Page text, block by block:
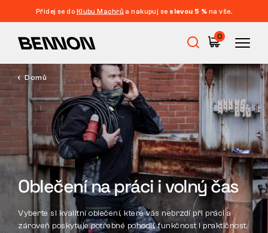
Přidej se do Klubu Machrů a nakupuj se slevou 5 % na vše.
0
Výprodej
Pracovní obuv
Barefoot
Outdoor
Domů
Oblečení na práci i volný čas
Vyberte si kvalitní oblečení, které vás nebrzdí při práci a
zároveň poskytujepotřebné pohodlí, funkčnost i praktičnost.
Filtrace
CENA
VELIKOST
ŠTÍTEK
BARVA
VLASTNOSTI
STŘIH
FILTROVAT
SMAZAT FILTRY